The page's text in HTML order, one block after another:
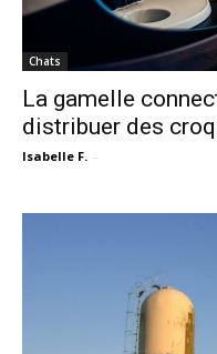
Chats
La gamelle
distribuer des
Isabelle F. -